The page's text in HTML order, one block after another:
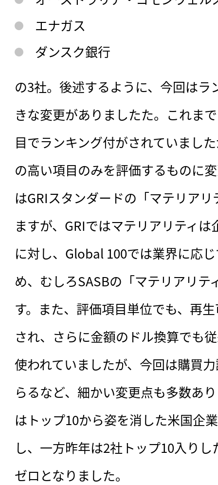
エナガス
ダンスク銀行
の3社。後述するように、今回はラ
きな変更がありましたた。これま
目でランキング付がされていまし
の高い項目のみを評価するものに
はGRIスタンダードの「マテリア
ますが、GRIではマテリアリティ
に対し、Global 100では業界に応
め、むしろSASBの「マテリアリテ
す。また、評価項目単位でも、再
され、さらに金額のドル換算でも
使われていましたが、今回は購買
らるなど、細かい変更点も多数あ
はトップ10から姿を消した米国企
し、一方昨年は2社トップ10入り
ゼロとなりました。